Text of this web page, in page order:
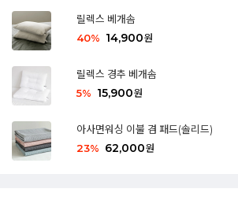
릴렉스 베개솜
40% 14,900원
릴렉스 경추 베개솜
5% 15,900원
아사면워싱 이불 겸 패드(솔리드)
23% 62,000원